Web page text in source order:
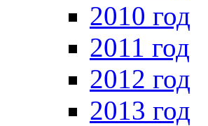
2010 год
2011 год
2012 год
2013 год